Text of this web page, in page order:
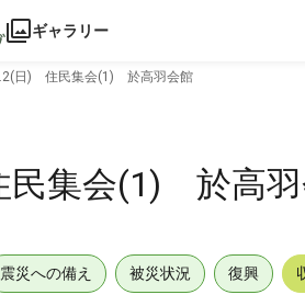
ギャラリー
日) 住民集会(1) 於高羽会館
集会(1) 於高羽
震災への備え 被災状況 復興